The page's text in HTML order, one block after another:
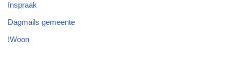
Inspraak
Dagmails gemeente
!Woon